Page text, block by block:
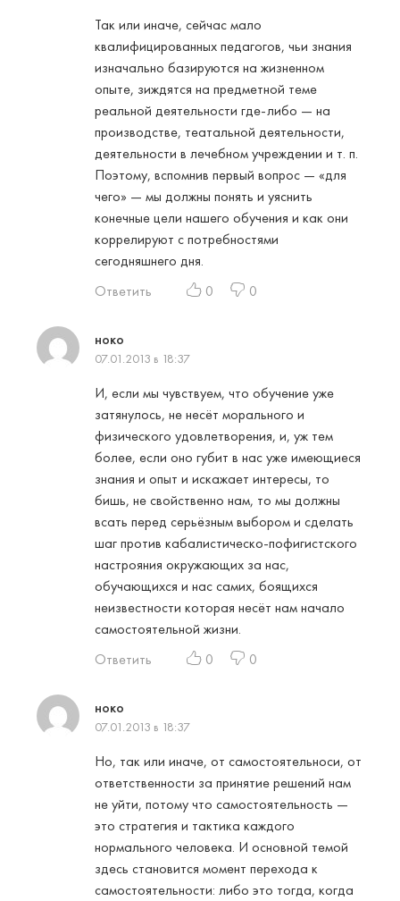
Так или иначе, сейчас мало
квалифицированных педагогов, чьи знания
изначально базируются на жизненном
опыте, зиждятся на предметной теме
реальной деятельности где-либо — на
производстве, театальной деятельности,
деятельности в лечебном учреждении и т. п.
Поэтому, вспомнив первый вопрос — «для
чего» — мы должны понять и уяснить
конечные цели нашего обучения и как они
коррелируют с потребностями
сегодняшнего дня.
Ответить
0 0
ноко
07.01.2013 в 18:37
И, если мы чувствуем, что обучение уже
затянулось, не несёт морального и
физического удовлетворения, и, уж тем
более, если оно губит в нас уже имеющиеся
знания и опыт и искажает интересы, то
бишь, не свойственно нам, то мы должны
всать перед серьёзным выбором и сделать
шаг против кабалистическо-пофигистского
настрояния окружающих за нас,
обучающихся и нас самих, боящихся
неизвестности которая несёт нам начало
самостоятельной жизни.
Ответить
0 0
ноко
07.01.2013 в 18:37
Но, так или иначе, от самостоятельноси, от
ответственности за принятие решений нам
не уйти, потому что самостоятельность —
это стратегия и тактика каждого
нормального человека. И основной темой
здесь становится момент перехода к
самостоятельности: либо это тогда, когда